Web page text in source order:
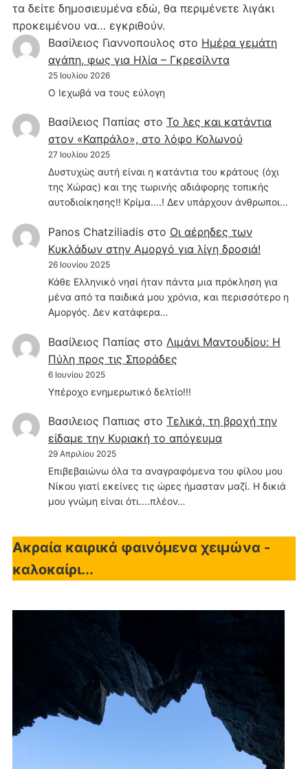
τα δείτε δημοσιευμένα εδώ, θα περιμένετε λιγάκι
προκειμένου να… εγκριθούν.
Βασίλειος Γιαννοπουλος στο Hμέρα γεμάτη
αγάπη, φως για Ηλία – Γκρεσίλντα
25 Ιουλίου 2026
Ο Ιεχωβά να τους εύλογη
Βασίλειος Παπίας στο Το λες και κατάντια
στον «Καπράλο», στο λόφο Κολωνού
27 Ιουλίου 2025
Δυστυχώς αυτή είναι η κατάντια του κράτους (όχι
της Χώρας) και της τωρινής αδιάφορης τοπικής
αυτοδιοίκησης!! Κρίμα....! Δεν υπάρχουν άνθρωποι…
Panos Chatziliadisστο Οι αέρηδες των
Κυκλάδων στην Αμοργό για λίγη δροσιά!
26 Ιουνίου 2025
Κάθε Ελληνικό νησί ήταν πάντα μια πρόκληση για
μένα από τα παιδικά μου χρόνια, και περισσότερο η
Αμοργός. Δεν κατάφερα…
Βασίλειος Παπίας στο Λιμάνι Μαντουδίου: Η
Πύλη προς τις Σποράδες
6 Ιουνίου 2025
Υπέροχο ενημερωτικό δελτίο!!!
Βασιλειος Παπιας στο Τελικά, τη βροχή την
είδαμε την Κυριακή το απόγευμα
29 Απριλίου 2025
Επιβεβαιώνω όλα τα αναγραφόμενα του φίλου μου
Νίκου γιατί εκείνες τις ώρες ήμασταν μαζί. Η δικιά
μου γνώμη είναι ότι....πλέον…
Ακραία καιρικά φαινόμενα χειμώνα -
καλοκαίρι...